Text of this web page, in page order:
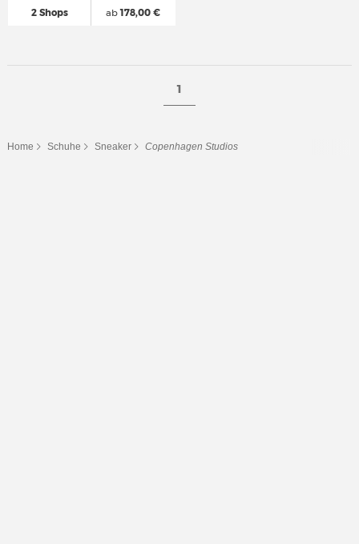
2 Shops ab178,00 €
1
Home Schuhe Sneaker Copenhagen Studios